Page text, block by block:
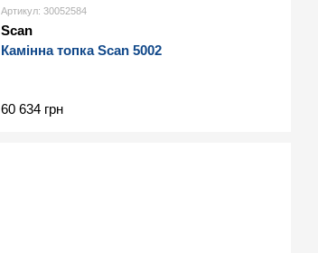
Артикул: 30052584
Scan
Камінна топка Scan 5002
60 634 грн